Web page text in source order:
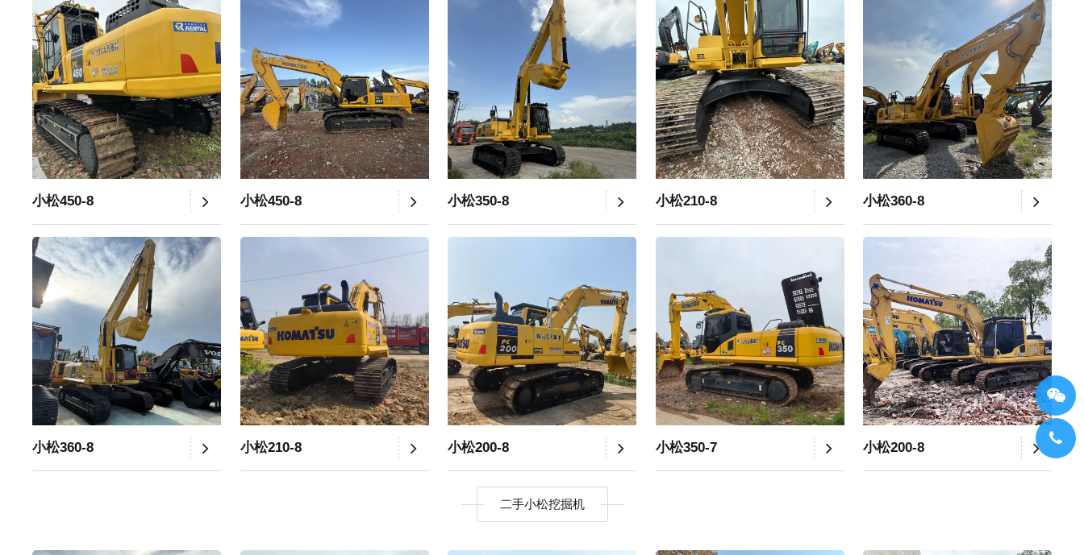
小松450-8 小松450-8 小松350-8 小松210-8 小松360-8
小松360-8 小松210-8 小松200-8 小松350-7 小松200-8
二手小松挖掘机